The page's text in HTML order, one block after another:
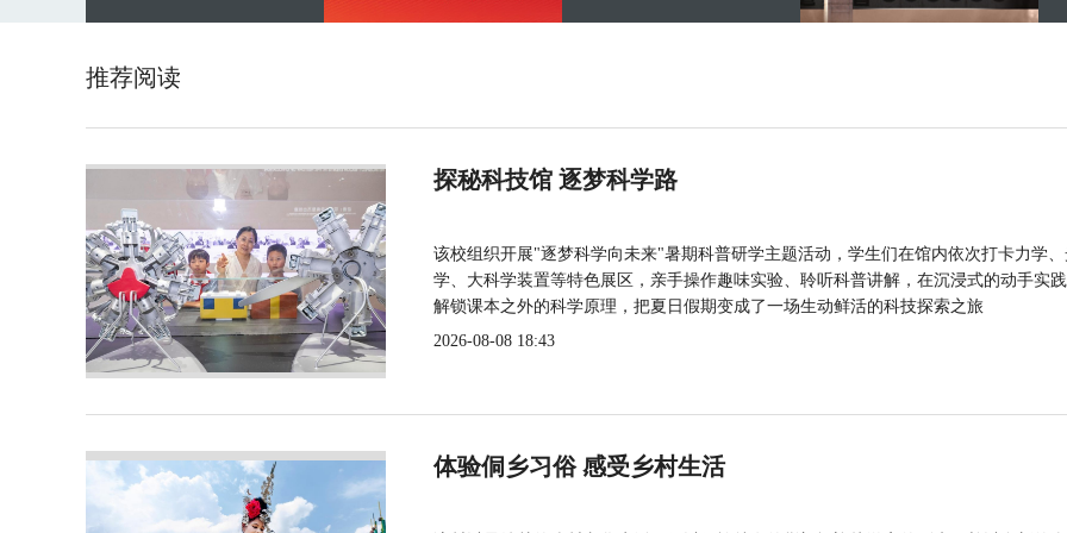
推荐阅读
探秘科技馆 逐梦科学路
该校组织开展"逐梦科学向未来"暑期科普研学主题活动，学生们在馆内依次打卡力学
学、大科学装置等特色展区，亲手操作趣味实验、聆听科普讲解，在沉浸式的动手实
解锁课本之外的科学原理，把夏日假期变成了一场生动鲜活的科技探索之旅
2026-08-08 18:43
体验侗乡习俗 感受乡村生活